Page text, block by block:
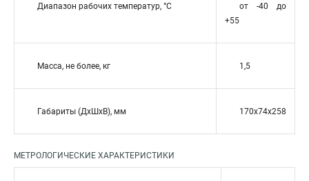
Диапазон рабочих температур, °С
от -40 до
+55
Масса, не более, кг 1,5
Габариты (ДхШхВ), мм 170x74x258
МЕТРОЛОГИЧЕСКИЕ ХАРАКТЕРИСТИКИ